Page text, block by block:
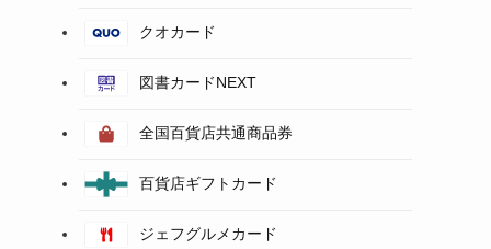
クオカード
図書カードNEXT
全国百貨店共通商品券
百貨店ギフトカード
ジェフグルメカード